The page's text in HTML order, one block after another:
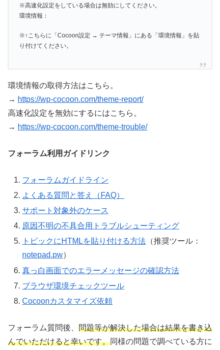
※高速化設定をしている場合は無効にしてください。
環境情報：
※↑こちらに「Cocoon設定 → テーマ情報」にある「環境情報」を貼
り付けてください。
環境情報の取得方法はこちら。
→ https://wp-cocoon.com/theme-report/
高速化設定を無効にするにはこちら。
→ https://wp-cocoon.com/theme-trouble/
フォーラム利用ガイドリンク
フォーラムガイドライン
よくある質問と答え（FAQ）
サポート対象外のケース
原因不明の不具合用トラブルシューティング
トピックにHTMLを貼り付ける方法 （推奨ツール：
notepad.pw）
真っ白画面でのエラーメッセージの確認方法
ブラウザ環境チェックツール
Cocoonカスタマイズ依頼
フォーラム質問後、 問題等が解決した場合は結果を書き込
んでいただけると幸いです。同様の問題で調べている方に